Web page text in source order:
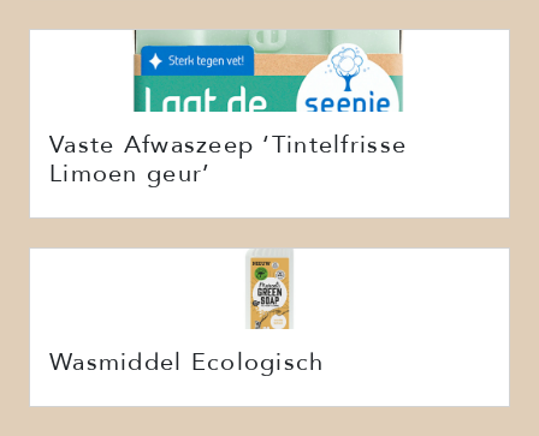
Vaste Afwaszeep ‘Tintelfrisse
Limoen geur’
Wasmiddel Ecologisch